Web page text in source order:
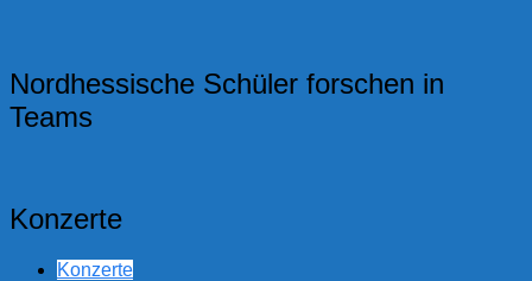
Nordhessische Schüler forschen in
Teams
Konzerte
Konzerte